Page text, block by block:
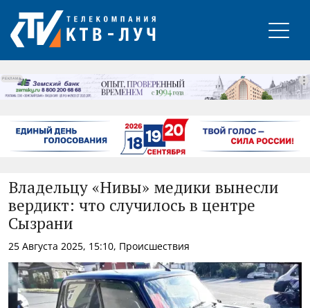
РЕКЛАМА
Владельцу «Нивы» медики вынесли
вердикт: что случилось в центре
Сызрани
25 Августа 2025, 15:10, Происшествия